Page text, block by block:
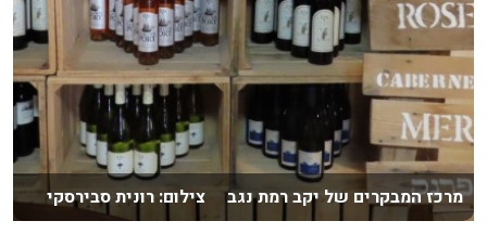
מרכז המבקרים של יקב רמת נגב צילום: רונית סבירסקי